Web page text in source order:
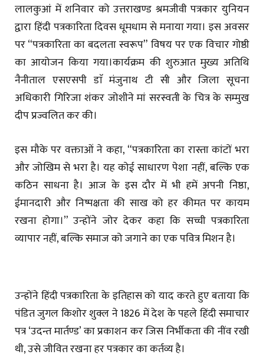
लालकुआं में शनिवार को उत्तराखण्ड श्रमजीवी पत्रकार युनियन
द्वारा हिंदी पत्रकारिता दिवस धूमधाम से मनाया गया। इस अवसर
पर “पत्रकारिता का बदलता स्वरूप” विषय पर एक विचार गोष्ठी
का आयोजन किया गया।कार्यक्रम की शुरुआत मुख्य अतिथि
नैनीताल एसएसपी डाॅ मंजुनाथ टी सी और जिला सूचना
अधिकारी गिरिजा शंकर जोशीने मां सरस्वती के चित्र के सम्मुख
दीप प्रज्वलित कर की।
इस मौके पर वक्ताओं ने कहा, “पत्रकारिता का रास्ता कांटों भरा
और जोखिम से भरा है। यह कोई साधारण पेशा नहीं, बल्कि एक
कठिन साधना है। आज के इस दौर में भी हमें अपनी निष्ठा,
ईमानदारी और निष्पक्षता की साख को हर कीमत पर कायम
रखना होगा।” उन्होंने जोर देकर कहा कि सच्ची पत्रकारिता
व्यापार नहीं, बल्कि समाज को जगाने का एक पवित्र मिशन है।
उन्होंने हिंदी पत्रकारिता के इतिहास को याद करते हुए बताया कि
पंडित जुगल किशोर शुक्ल ने 1826 में देश के पहले हिंदी समाचार
पत्र ‘उदन्त मार्तण्ड’ का प्रकाशन कर जिस निर्भीकता की नींव रखी
थी, उसे जीवित रखना हर पत्रकार का कर्तव्य है।